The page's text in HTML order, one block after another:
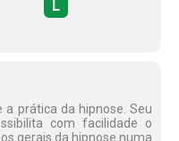
L
a prática da hipnose. Seu
com facilidade o
gerais da hipnose numa